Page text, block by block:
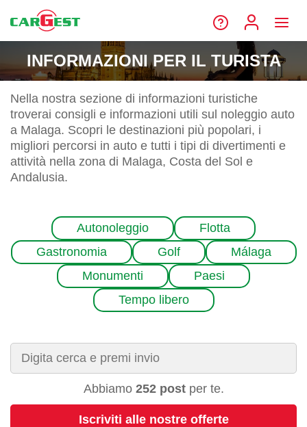
INFORMAZIONI PER IL TURISTA
Nella nostra sezione di informazioni turistiche
troverai consigli e informazioni utili sul noleggio auto
a Malaga. Scopri le destinazioni più popolari, i
migliori percorsi in auto e tutti i tipi di divertimenti e
attività nella zona di Malaga, Costa del Sol e
Andalusia.
Autonoleggio
Flotta
Gastronomia
Golf
Málaga
Monumenti
Paesi
Tempo libero
Abbiamo 252 postper te.
Iscriviti alle nostre offerte